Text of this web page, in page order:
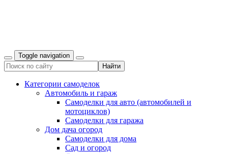
Toggle navigation
Категории самоделок
Автомобиль и гараж
Самоделки для авто (автомобилей и
мотоциклов)
Самоделки для гаража
Дом дача огород
Самоделки для дома
Сад и огород